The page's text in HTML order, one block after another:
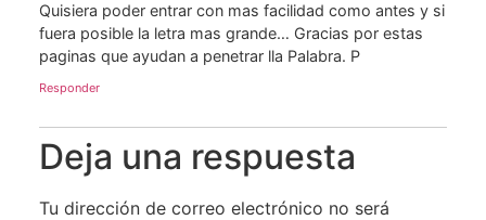
Quisiera poder entrar con mas facilidad como antes y si
fuera posible la letra mas grande… Gracias por estas
paginas que ayudan a penetrar lla Palabra. P
Responder
Deja una respuesta
Tu dirección de correo electrónico no será